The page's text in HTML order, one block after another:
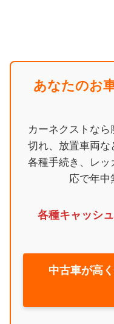
あなたのお
カーネクストな
切れ、放置車両な
各種手続き、レ
応で年中
各種キャッシ
中古車が高